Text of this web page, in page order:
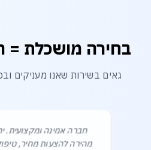
בחירה מושכלת
גאים בשירות שאנו מעניקים
חברה אמינה ומקצועית.
מהירה להצעות מחיר,